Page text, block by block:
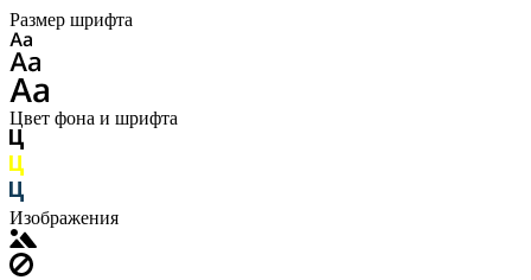
Размер шрифта
Цвет фона и шрифта
Изображения